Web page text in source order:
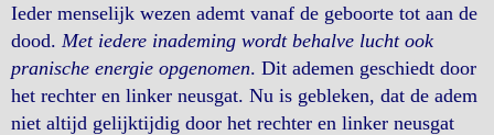
Ieder menselijk wezen ademt vanaf de geboorte tot aan de
dood. Met iedere inademing wordt behalve lucht ook
pranische energie opgenomen. Dit ademen geschiedt door
het rechter en linker neusgat. Nu is gebleken, dat de adem
niet altijd gelijktijdig door het rechter en linker neusgat